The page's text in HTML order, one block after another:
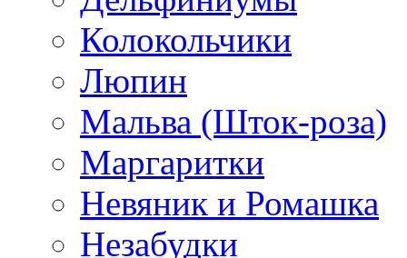
Колокольчики
Люпин
Мальва (Шток-роза)
Маргаритки
Невяник и Ромашка
Незабудки